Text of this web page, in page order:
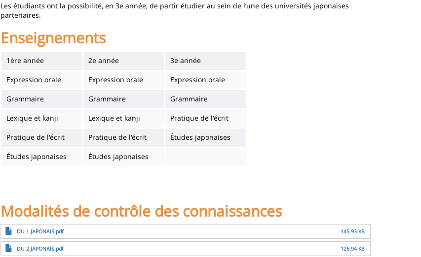
Les étudiants ont la possibilité, en 3e année, de partir étudier au sein de l’une des universités japonaises
partenaires.
Enseignements
1ère année 2e année 3e année
Expression orale Expression orale Expression orale
Grammaire Grammaire Grammaire
Lexique et kanji Lexique et kanji Pratique de l'écrit
Pratique de l'écrit Pratique de l'écrit Études japonaises
Études japonaises Études japonaises
Modalités de contrôle des connaissances
ArchivoDU 1 JAPONAIS.pdf 145.93 KB
ArchivoDU 2 JAPONAIS.pdf 126.94 KB